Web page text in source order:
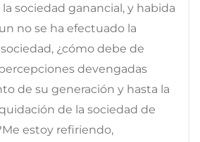
sociedad ganancial, y habida
no se ha efectuado la
¿cómo debe de
devengadas
de su generación y hasta la
de la sociedad de
estoy refiriendo,